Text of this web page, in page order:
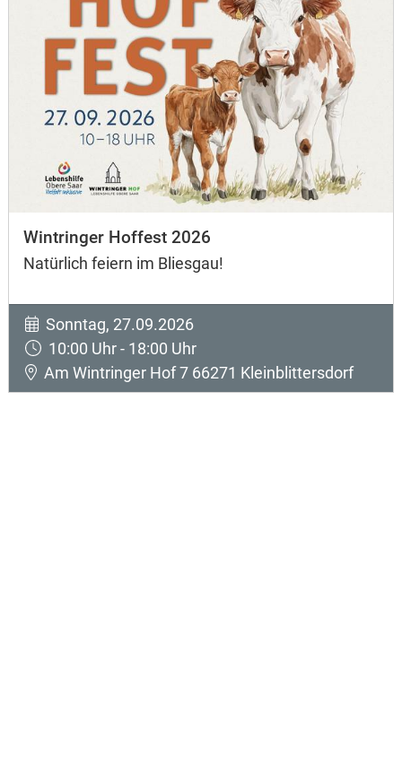
Wintringer Hoffest 2026
Natürlich feiern im Bliesgau!
Sonntag, 27.09.2026
10:00 Uhr - 18:00 Uhr
Am Wintringer Hof 7 66271 Kleinblittersdorf